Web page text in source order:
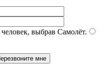
выбрав Самолёт.